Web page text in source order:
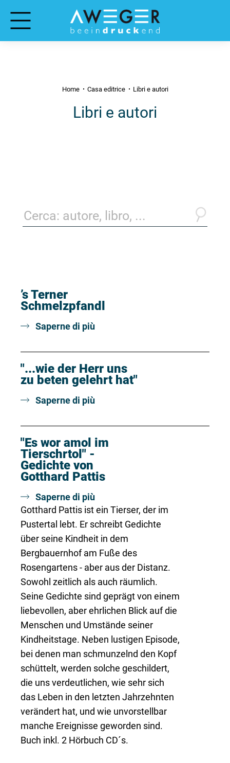
Home Casa editrice Libri e autori
Libri e autori
’s Terner
Schmelzpfandl
Saperne di più
"...wie der Herr uns
zu beten gelehrt hat"
Saperne di più
"Es wor amol im
Tierschrtol" -
Gedichte von
Gotthard Pattis
Saperne di più
Gotthard Pattis ist ein Tierser, der im
Pustertal lebt. Er schreibt Gedichte
über seine Kindheit in dem
Bergbauernhof am Fuße des
Rosengartens - aber aus der Distanz.
Sowohl zeitlich als auch räumlich.
Seine Gedichte sind geprägt von einem
liebevollen, aber ehrlichen Blick auf die
Menschen und Umstände seiner
Kindheitstage. Neben lustigen Episode,
bei denen man schmunzelnd den Kopf
schüttelt, werden solche geschildert,
die uns verdeutlichen, wie sehr sich
das Leben in den letzten Jahrzehnten
verändert hat, und wie unvorstellbar
manche Ereignisse geworden sind.
Buch inkl. 2 Hörbuch CD´s.